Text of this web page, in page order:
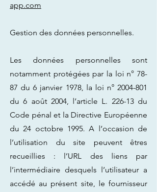
app.com
Gestion des données personnelles.
Les données personnelles sont
notamment protégées par la loi n° 78-
87 du 6 janvier 1978, la loi n° 2004-801
du 6 août 2004, l’article L. 226-13 du
Code pénal et la Directive Européenne
du 24 octobre 1995. A l’occasion de
l’utilisation du site peuvent êtres
recueillies : l’URL des liens par
l’intermédiaire desquels l’utilisateur a
accédé au présent site, le fournisseur